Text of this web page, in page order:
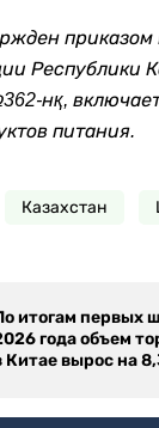
Республики
нқ,
питания.
Казахстан
итогам первых
года объем
Китае вырос на